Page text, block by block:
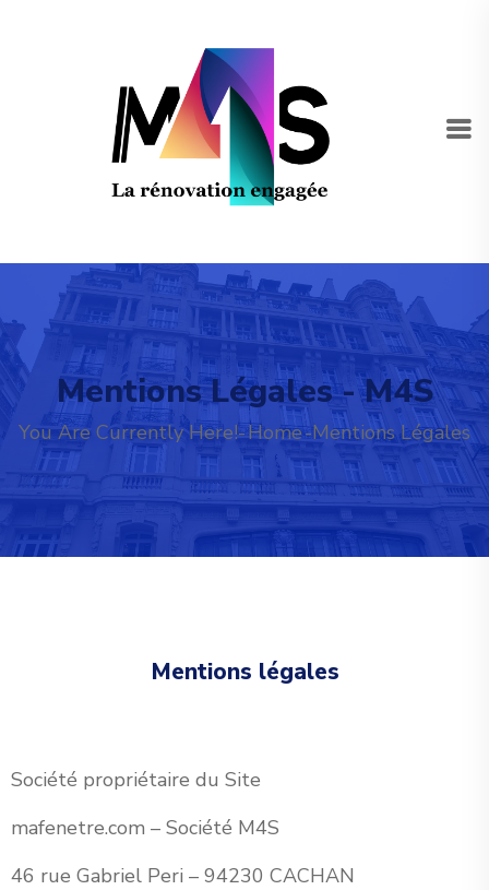
Mentions Légales - M4S
You Are Currently Here!-Home-Mentions Légales
Mentions légales
Société propriétaire du Site
mafenetre.com – Société M4S
46 rue Gabriel Peri – 94230 CACHAN